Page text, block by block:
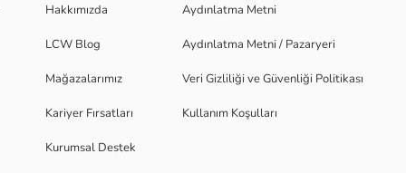
Hakkımızda
LCW Blog
Mağazalarımız
Kariyer Fırsatları
Kurumsal Destek
Aydınlatma Metni
Aydınlatma Metni / Pazaryeri
Veri Gizliliği ve Güvenliği Politikası
Kullanım Koşulları